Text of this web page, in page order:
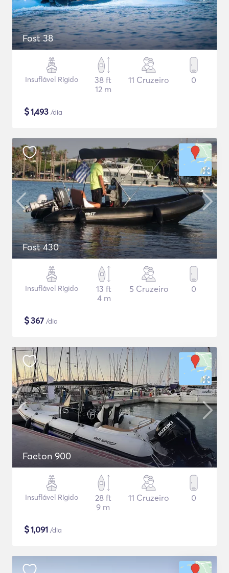
Fost 38
Insuflável Rígido
38 ft
12 m
11 Cruzeiro 0
$1,493 /dia
Fost 430
Insuflável Rígido
13 ft
4 m
5 Cruzeiro 0
$367 /dia
Faeton 900
Insuflável Rígido
28 ft
9 m
11 Cruzeiro 0
$1,091 /dia